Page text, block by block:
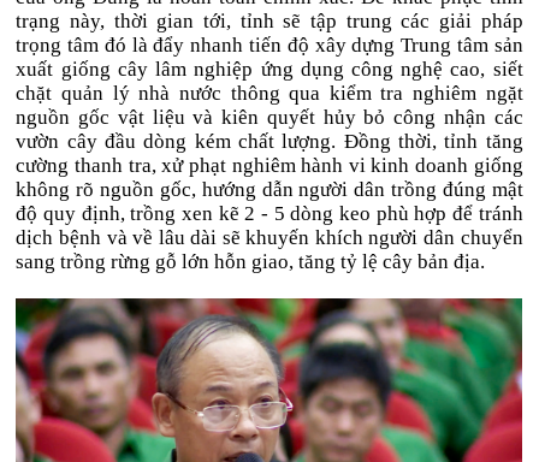
trạng này, thời gian tới, tỉnh sẽ tập trung các giải pháp
trọng tâm đó là đẩy nhanh tiến độ xây dựng Trung tâm sản
xuất giống cây lâm nghiệp ứng dụng công nghệ cao, siết
chặt quản lý nhà nước thông qua kiểm tra nghiêm ngặt
nguồn gốc vật liệu và kiên quyết hủy bỏ công nhận các
vườn cây đầu dòng kém chất lượng. Đồng thời, tỉnh tăng
cường thanh tra, xử phạt nghiêm hành vi kinh doanh giống
không rõ nguồn gốc, hướng dẫn người dân trồng đúng mật
độ quy định, trồng xen kẽ 2 - 5 dòng keo phù hợp để tránh
dịch bệnh và về lâu dài sẽ khuyến khích người dân chuyển
sang trồng rừng gỗ lớn hỗn giao, tăng tỷ lệ cây bản địa.